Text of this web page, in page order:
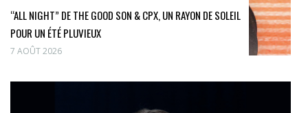
“ALL NIGHT” DE THE GOOD SON & CPX, UN RAYON DE SOLEIL
POUR UN ÉTÉ PLUVIEUX
7 AOÛT 2026